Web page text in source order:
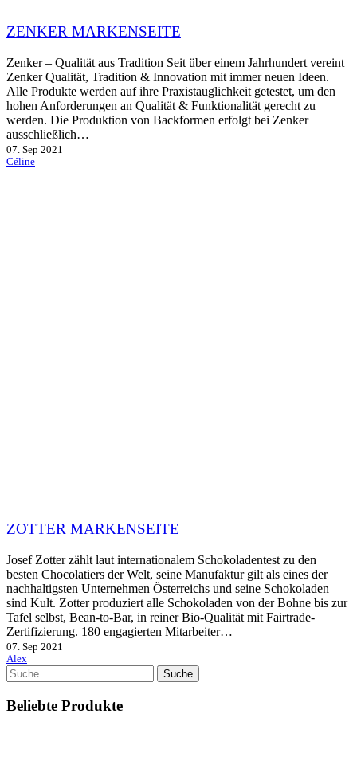
ZENKER MARKENSEITE
Zenker – Qualität aus Tradition Seit über einem Jahrhundert vereint
Zenker Qualität, Tradition & Innovation mit immer neuen Ideen.
Alle Produkte werden auf ihre Praxistauglichkeit getestet, um den
hohen Anforderungen an Qualität & Funktionalität gerecht zu
werden. Die Produktion von Backformen erfolgt bei Zenker
ausschließlich…
07. Sep 2021
Céline
ZOTTER MARKENSEITE
Josef Zotter zählt laut internationalem Schokoladentest zu den
besten Chocolatiers der Welt, seine Manufaktur gilt als eines der
nachhaltigsten Unternehmen Österreichs und seine Schokoladen
sind Kult. Zotter produziert alle Schokoladen von der Bohne bis zur
Tafel selbst, Bean-to-Bar, in reiner Bio-Qualität mit Fairtrade-
Zertifizierung. 180 engagierten Mitarbeiter…
07. Sep 2021
Alex
Suche
nach:
Beliebte Produkte